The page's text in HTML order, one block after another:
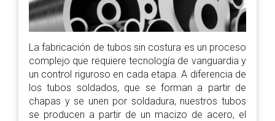
La fabricación de tubos sin costura es un proceso
complejo que requiere tecnología de vanguardia y
un control riguroso en cada etapa. A diferencia de
los tubos soldados, que se forman a partir de
chapas y se unen por soldadura, nuestros tubos
se producen a partir de un macizo de acero, el